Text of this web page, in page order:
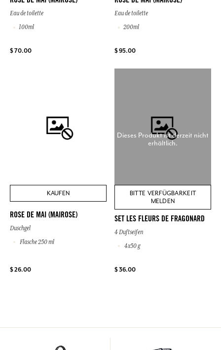
Eau de toilette
100ml
$ 70.00
Eau de toilette
200ml
$ 95.00
KAUFEN
ROSE DE MAI (MAIROSE)
Duschgel
Flasche 250 ml
$ 26.00
Dieses Produkt ist derzeit nicht
erhältlich.
BITTE VERFÜGBARKEIT
MELDEN
SET LES FLEURS DE FRAGONARD
4 Duftseifen
4x50 g
$ 36.00